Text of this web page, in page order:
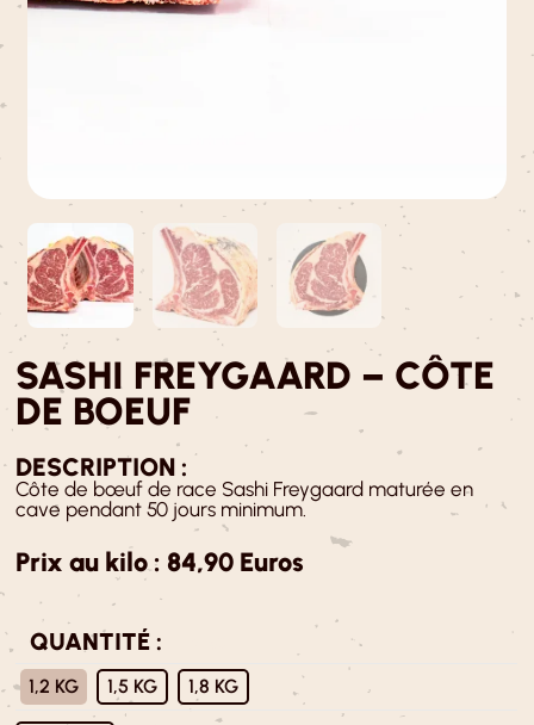
SASHI FREYGAARD – CÔTE
DE BOEUF
DESCRIPTION :
Côte de bœuf de race Sashi Freygaard maturée en
cave pendant 50 jours minimum.
Prix au kilo : 84,90 Euros
QUANTITÉ :
1,2 KG
1,5 KG 1,8 KG